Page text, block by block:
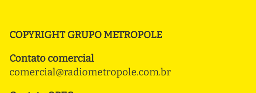
COPYRIGHT GRUPO METROPOLE
Contato comercial
comercial@radiometropole.com.br